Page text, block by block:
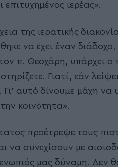
επιτυχημένος ιερέας».
της ιερατικής
να έχει έναν
π. Θεοχάρη, υπάρχει
Γιατί, εάν
αυτό δίνουμε μάχη να
κοινότητα».
προέτρεψε τους
να συνεχίσουν με
μας δύναμη. Δεν